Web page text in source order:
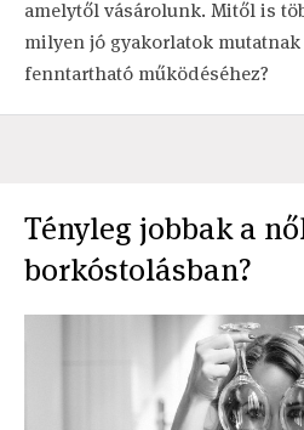
amelytől vásárolunk. Mitől is
milyen jó gyakorlatok
fenntartható működéséhez?
Tényleg jobbak a
borkóstolásban?